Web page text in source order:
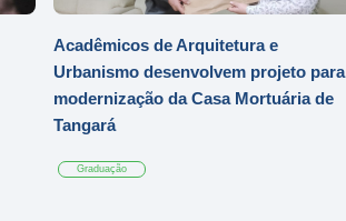
Acadêmicos de Arquitetura e
Urbanismo desenvolvem projeto para
modernização da Casa Mortuária de
Tangará
Graduação